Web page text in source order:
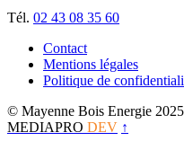
Tél. 02 43 08 35 60
Contact
Mentions légales
Politique de
© Mayenne Bois Energie 2025
MEDIAPRO DEV ↑